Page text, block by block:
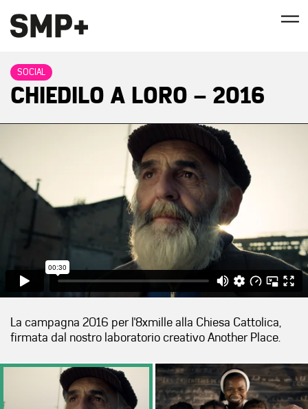
SOCIAL
CHIEDILO A LORO – 2016
La campagna 2016 per l'8xmille alla Chiesa Cattolica,
firmata dal nostro laboratorio creativo Another Place.
">